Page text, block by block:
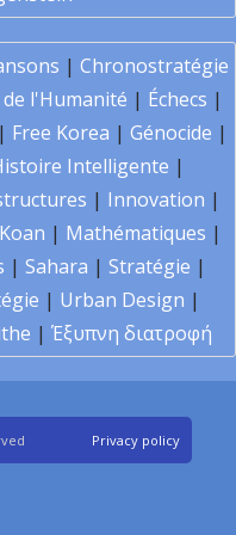
| Chronostratégie
l'Humanité | Échecs |
| Free Korea | Génocide |
Intelligente |
| Innovation |
Koan | Mathématiques |
| Sahara | Stratégie |
| Urban Design |
| Έξυπνη διατροφή
Privacy policy